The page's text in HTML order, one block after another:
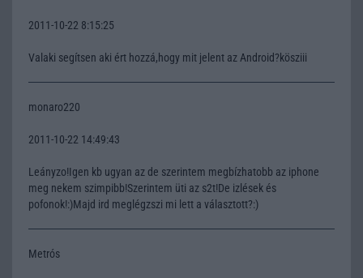
2011-10-22 8:15:25
Valaki segítsen aki ért hozzá,hogy mit jelent az Android?kösziii
monaro220
2011-10-22 14:49:43
Leányzo!Igen kb ugyan az de szerintem megbízhatobb az iphone
meg nekem szimpibb!Szerintem üti az s2t!De izlések és
pofonok!:)Majd ird meglégzszi mi lett a választott?:)
Metrós